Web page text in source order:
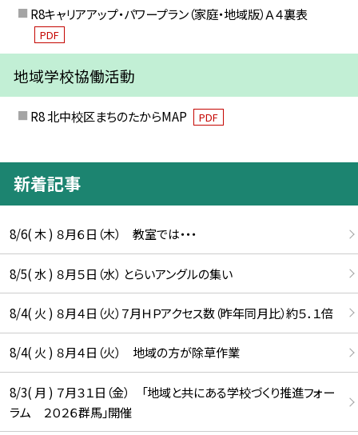
R8キャリアアップ・パワープラン（家庭・地域版）Ａ４裏表
PDF
地域学校協働活動
R8 北中校区まちのたからMAP PDF
新着記事
8/6( 木 ) ８月６日（木） 教室では・・・
8/5( 水 ) ８月５日（水） とらいアングルの集い
8/4( 火 ) ８月４日（火）７月ＨＰアクセス数（昨年同月比）約５．１倍
8/4( 火 ) ８月４日（火） 地域の方が除草作業
8/3( 月 ) ７月３１日（金） 「地域と共にある学校づくり推進フォー
ラム ２０２６群馬」開催